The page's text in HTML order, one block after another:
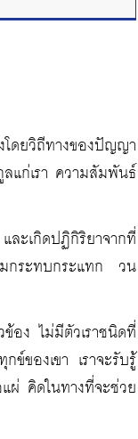
โดยวิถีทางของปัญญา
แก่เรา ความสัมพันธ์
ะเกิดปฏิกิริยาจากที่
กระทบกระแทก วน
อง ไม่มีตัวเราชนิดที่
ข์ของเขา เราจะรับรู้
ผ่ คิดในทางที่จะช่วย